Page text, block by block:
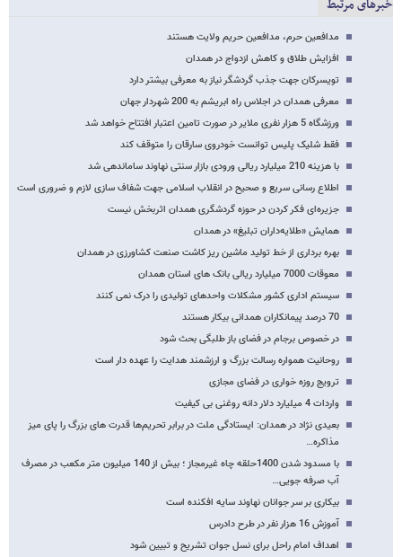
خبرهای مرتبط
مدافعین حرم، مدافعین حریم ولایت هستند
افزایش طلاق و کاهش ازدواج در همدان
تویسرکان جهت جذب گردشگر نیاز به معرفی بیشتر دارد
معرفی همدان در اجلاس راه ابریشم به 200 شهردار جهان
ورزشگاه 5 هزار نفری ملایر در صورت تامین اعتبار افتتاح خواهد شد
فقط شلیک پلیس توانست خودروی سارقان را متوقف کند
با هزینه 210 میلیارد ریالی ورودی بازار سنتی نهاوند ساماندهی شد
اطلاع رسانی سریع و صحیح در انقلاب اسلامی جهت شفاف سازی لازم و ضروری است
جزیره‌ای فکر کردن در حوزه گردشگری همدان اثربخش نیست
همایش «طلایه‌داران تبلیغ» در همدان
بهره برداری از خط تولید ماشین ریز کاشت صنعت کشاورزی در همدان
معوقات 7000 میلیارد ریالی بانک های استان همدان
سیستم اداری کشور مشکلات واحدهای تولیدی را درک نمی کنند
70 درصد پیمانکاران همدانی بیکار هستند
در خصوص برجام در فضای باز طلبگی بحث شود
روحانیت همواره رسالت بزرگ و ارزشمند هدایت را عهده دار است
ترویج روزه خواری در فضای مجازی
واردات 4 میلیارد دلار دانه روغنی بی کیفیت
بعیدی نژاد در همدان: ایستادگی ملت در برابر تحریم‌ها قدرت های بزرگ را پای میز
مذاکره…
آب صرفه جویی…
بیکاری بر سر جوانان نهاوند سایه افکنده است